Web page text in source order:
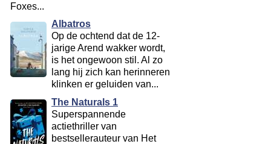
Foxes...
Albatros
Op de ochtend dat de 12-
jarige Arend wakker wordt,
is het ongewoon stil. Al zo
lang hij zich kan herinneren
klinken er geluiden van...
The Naturals 1
Superspannende
actiethriller van
bestsellerauteur van Het